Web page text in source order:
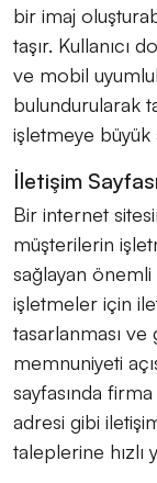
bir imaj
taşır. Kullanıcı
ve mobil
bulundurularak
işletmeye büyük
İletişim
Bir internet
müşterilerin
sağlayan önemli
işletmeler için
tasarlanması
memnuniyeti
sayfasında
adresi gibi
taleplerine hızlı